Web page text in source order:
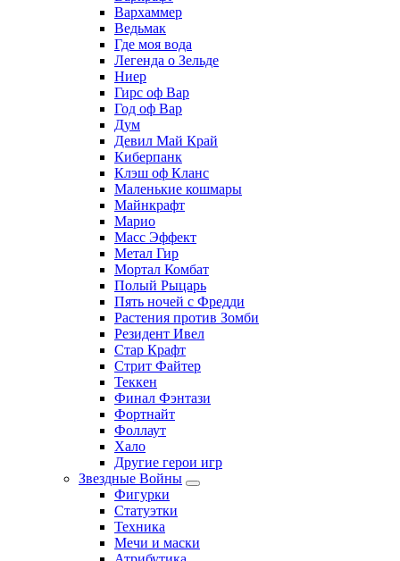
Вархаммер
Ведьмак
Где моя вода
Легенда о Зельде
Ниер
Гирс оф Вар
Год оф Вар
Дум
Девил Май Край
Киберпанк
Клэш оф Кланс
Маленькие кошмары
Майнкрафт
Марио
Масс Эффект
Метал Гир
Мортал Комбат
Полый Рыцарь
Пять ночей с Фредди
Растения против Зомби
Резидент Ивел
Стар Крафт
Стрит Файтер
Теккен
Финал Фэнтази
Фортнайт
Фоллаут
Хало
Другие герои игр
Звездные Войны
Фигурки
Статуэтки
Техника
Мечи и маски